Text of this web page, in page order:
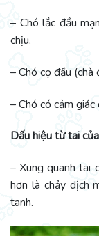
– Chó lắc đầu
chịu.
– Chó cọ đầu (chà
– Chó có cảm
Dấu hiệu từ tai
– Xung quanh tai
hơn là chảy dịch
tanh.